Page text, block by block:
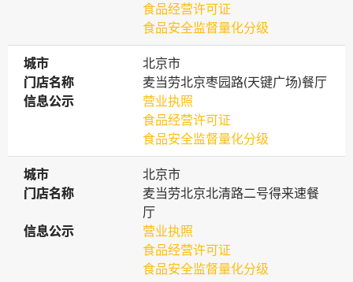
食品经营许可证
食品安全监督量化分级
城市
城市
北京市
门店名称
门店名称
麦当劳北京枣园路(天键广场)餐厅
信息公示
信息公示
营业执照
食品经营许可证
食品安全监督量化分级
城市
城市
北京市
门店名称
门店名称
麦当劳北京北清路二号得来速餐
厅
信息公示
信息公示
营业执照
食品经营许可证
食品安全监督量化分级